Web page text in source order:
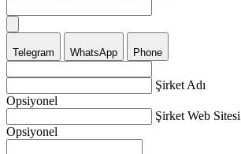
Telegram WhatsApp Phone
Şirket Adı
Opsiyonel
Şirket Web Sitesi
Opsiyonel